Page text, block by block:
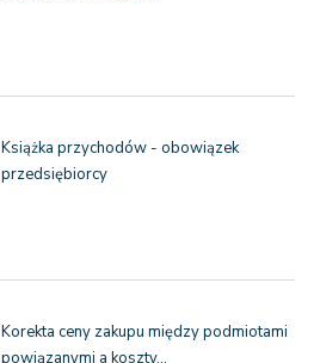
Książka przychodów - obowiązek
przedsiębiorcy
Korekta ceny zakupu między podmiotami